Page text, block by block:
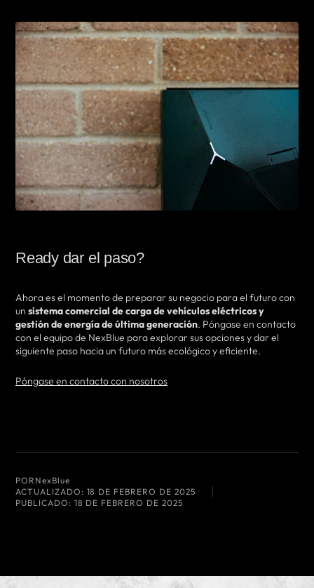
Ready dar el paso?
Ahora es el momento de preparar su negocio para el futuro con
un sistema comercial de carga de vehículos eléctricos y
gestión de energía de última generación. Póngase en contacto
con el equipo de NexBlue para explorar sus opciones y dar el
siguiente paso hacia un futuro más ecológico y eficiente.
Póngase en contacto con nosotros
POR NexBlue
ACTUALIZADO: 18 DE FEBRERO DE 2025
PUBLICADO: 18 DE FEBRERO DE 2025